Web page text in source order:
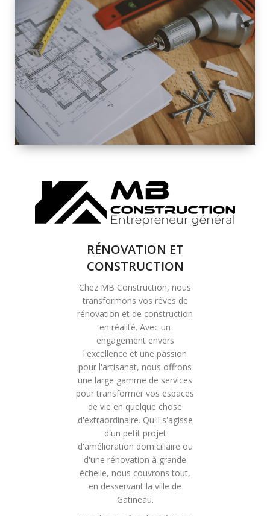
RÉNOVATION
INTÉRIEURE ET
EXTÉRIEURE
SOLUTIONS DE
RÉNOVATION
COMPLÈTE
RÉNOVATION ET
CONSTRUCTION
Chez MB Construction, nous
transformons vos rêves de
rénovation et de construction
en réalité. Avec un
engagement envers
l'excellence et une passion
pour l'artisanat, nous offrons
une large gamme de services
pour transformer vos espaces
de vie en quelque chose
d'extraordinaire. Qu'il s'agisse
d'un petit projet
d'amélioration domiciliaire ou
d'une rénovation à grande
échelle, nous couvrons tout,
en desservant la ville de
Gatineau.